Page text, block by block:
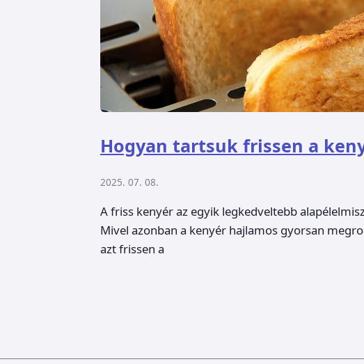
Hogyan tartsuk frissen a
2025. 07. 08.
A friss kenyér az egyik legkedveltebb
Mivel azonban a kenyér hajlamos gyorsan
azt frissen a